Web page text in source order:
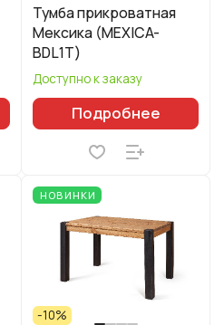
Тумба прикроватная
Мексика (MEXICA-
BDL1T)
Доступно к заказу
Подробнее
НОВИНКИ
-10%